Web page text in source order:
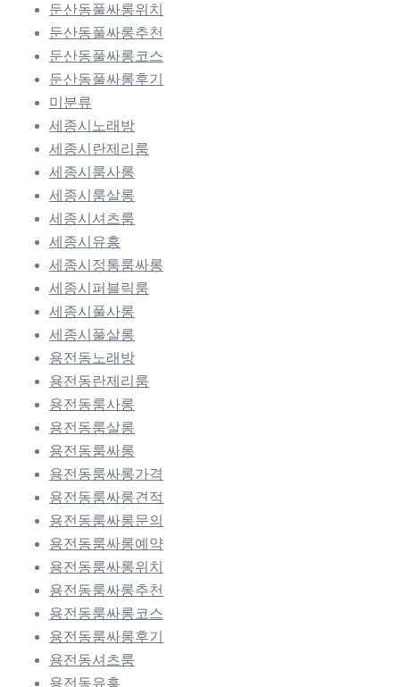
둔산동풀싸롱위치
둔산동풀싸롱추천
둔산동풀싸롱코스
둔산동풀싸롱후기
미분류
세종시노래방
세종시란제리룸
세종시룸사롱
세종시룸살롱
세종시셔츠룸
세종시유흥
세종시정통룸싸롱
세종시퍼블릭룸
세종시풀사롱
세종시풀살롱
용전동노래방
용전동란제리룸
용전동룸사롱
용전동룸살롱
용전동룸싸롱
용전동룸싸롱가격
용전동룸싸롱견적
용전동룸싸롱문의
용전동룸싸롱예약
용전동룸싸롱위치
용전동룸싸롱추천
용전동룸싸롱코스
용전동룸싸롱후기
용전동셔츠룸
용전동유흥